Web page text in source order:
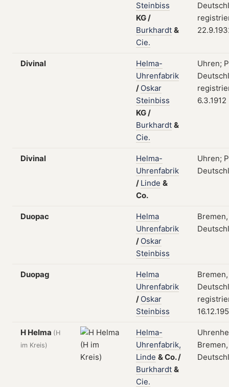
Steinbiss
KG/
Burkhardt &
Cie.
Divinal
Helma-
Uhrenfabrik
/ Oskar
Steinbiss
KG/
Burkhardt &
Cie.
Uhren;
6.3.1912
Divinal
Helma-
Uhrenfabrik
/ Linde &
Co.
Uhren;
Duopac
Helma
Uhrenfabrik
/ Oskar
Steinbiss
Bremen,
Duopag
Helma
Uhrenfabrik
/ Oskar
Steinbiss
Bremen,
H Helma (H
im Kreis)
Helma-
Uhrenfabrik,
Linde &Co./
Burkhardt &
Cie.
Bremen,